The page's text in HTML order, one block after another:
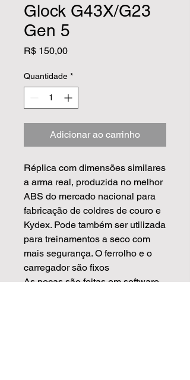
Glock G43X/G23
Gen 5
R$ 150,00Preço
Quantidade *
Adicionar ao carrinho
Réplica com dimensões similares
a arma real, produzida no melhor
ABS do mercado nacional para
fabricação de coldres de couro e
Kydex. Pode também ser utilizada
para treinamentos a seco com
mais segurança. O ferrolho e o
carregador são fixos
As peças são feitas em software